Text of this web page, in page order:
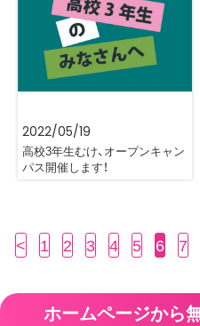
2022/05/19
高校3年生むけ、オープンキャン
パス開催します！
< 1 2 3 4 5 6 7
ホームページから